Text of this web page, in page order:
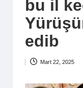
bu il
edib
Mart 22, 2025